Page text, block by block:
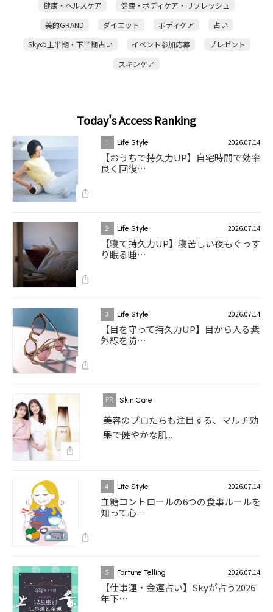
健康・ヘルスケア
健康・ボディケア・リフレッシュ
美的GRAND
ダイエット ボディケア
占い
Skyの上半期・下半期占い
イベント参加応募
プレゼント
スキンケア
Today's Access Ranking
1 Life Style 2026.07.14
【おうちで持久力UP】自宅時間で効率
良く回復…
2 Life Style 2026.07.14
【寝て持久力UP】寝苦しい夜もぐっす
り眠る睡…
3 Life Style 2026.07.14
【目を守って持久力UP】目から入る紫
外線を防…
Skin Care
美容のプロたちも注目する、マルチ効
果で健やかな肌...
4 Life Style 2026.07.14
血糖コントロールの6つの食事ルールを
知って心…
5 Fortune Telling 2026.07.14
【仕事運・金運占い】Skyが占う2026
年下…